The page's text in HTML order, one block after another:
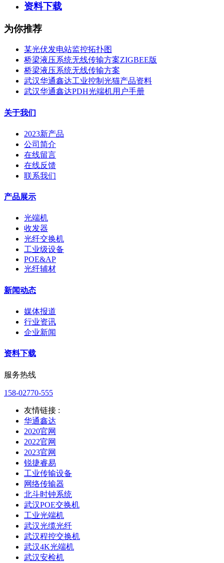
资料下载
为你推荐
某光伏发电站监控拓扑图
桥梁液压系统无线传输方案ZIGBEE版
桥梁液压系统无线传输方案
武汉华通鑫达工业控制光猫产品资料
武汉华通鑫达PDH光端机用户手册
关于我们
2023新产品
公司简介
在线留言
在线反馈
联系我们
产品展示
光端机
收发器
光纤交换机
工业级设备
POE&AP
光纤辅材
新闻动态
媒体报道
行业资讯
企业新闻
资料下载
服务热线
158-02770-555
友情链接 :
华通鑫达
2020官网
2022官网
2023官网
锐捷睿易
工业传输设备
网络传输器
北斗时钟系统
武汉POE交换机
工业光端机
武汉光缆光纤
武汉程控交换机
武汉4K光端机
武汉安检机